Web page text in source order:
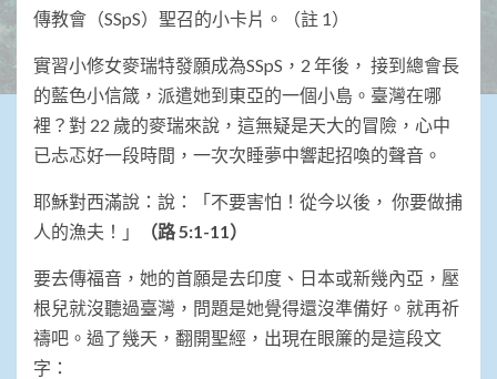
傳教會（SSpS）聖召的小卡片。（註 1）
實習小修女麥瑞特發願成為SSpS，2 年後， 接到總會長
的藍色小信箴，派遣她到東亞的一個小島。臺灣在哪
裡？對 22 歲的麥瑞來說，這無疑是天大的冒險，心中
已忐忑好一段時間，一次次睡夢中響起招喚的聲音。
耶穌對西滿說：說：「不要害怕！從今以後， 你要做捕
人的漁夫！」
（路 5:1-11）
要去傳福音，她的首願是去印度、日本或新幾內亞，壓
根兒就沒聽過臺灣，問題是她覺得還沒準備好。就再祈
禱吧。過了幾天，翻開聖經，出現在眼簾的是這段文
字：